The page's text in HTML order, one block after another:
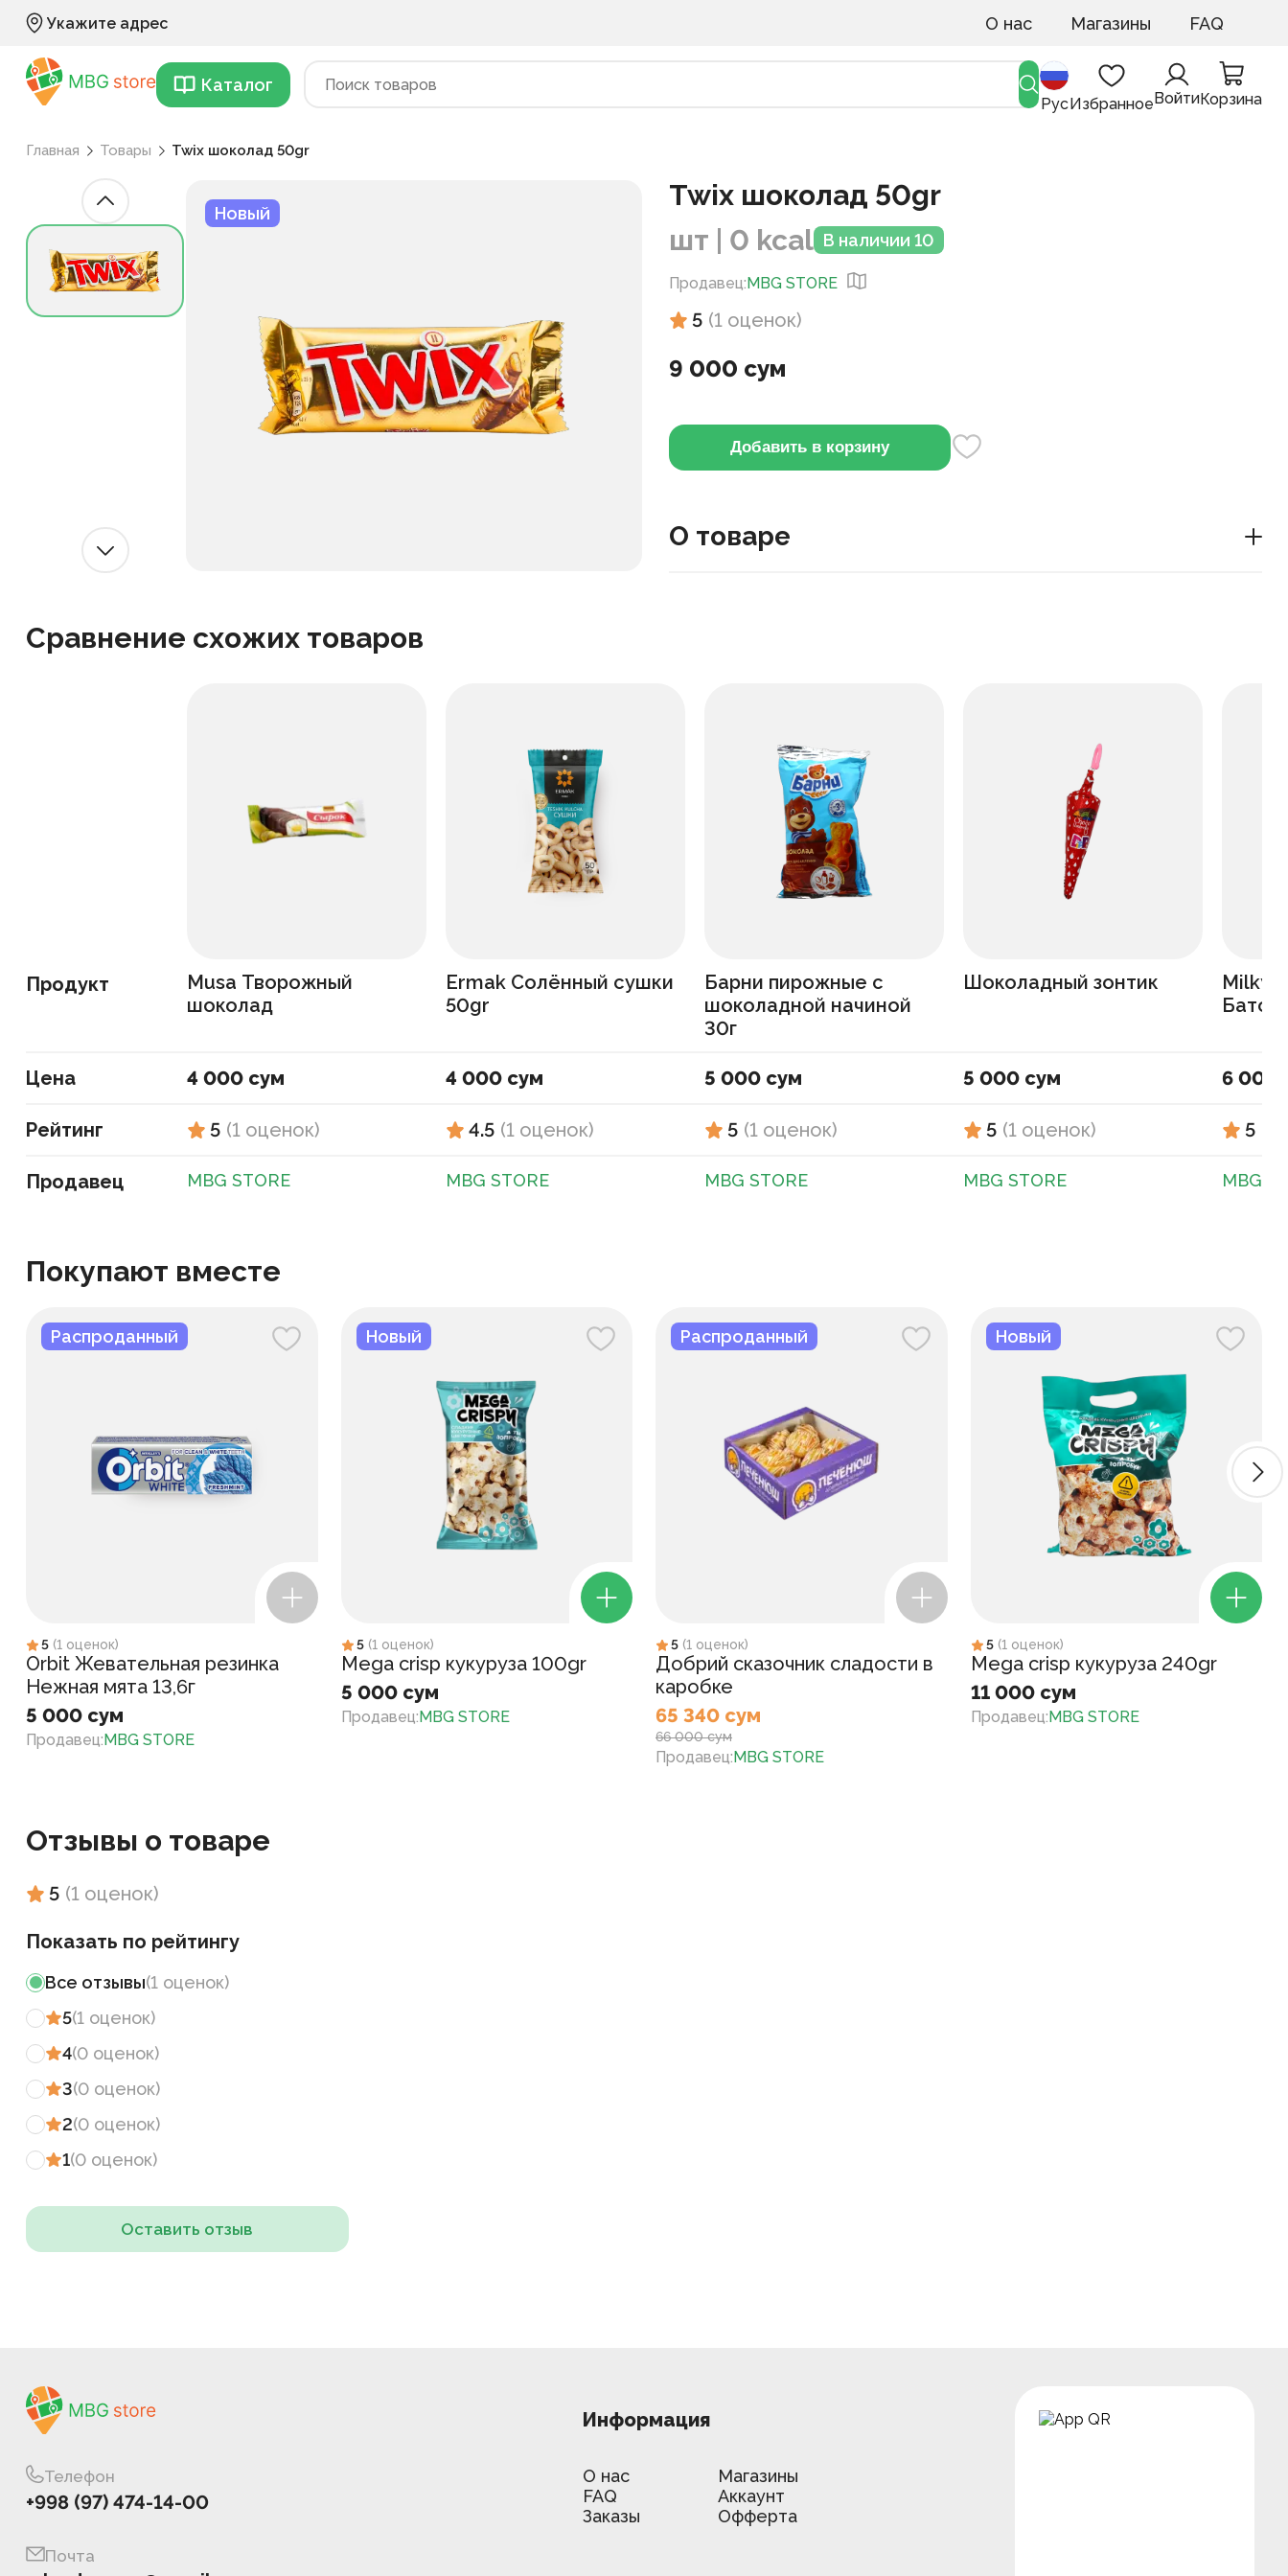
Укажите адрес О нас Магазины FAQ
Каталог
РусИзбранноеВойтиКорзина
Главная Товары Twix шоколад 50gr
Новый
Twix шоколад 50gr
шт | 0 kcal В наличии 10
Продавец:MBG STORE
5 (1 оценок)
9 000 сум
Добавить в корзину
О товаре
Сравнение схожих товаров
Продукт
Цена
Рейтинг
Продавец
Musa Творожный
шоколад
4 000 сум
5 (1 оценок)
MBG STORE
Ermak Солённый сушки
50gr
4 000 сум
4.5 (1 оценок)
MBG STORE
Барни пирожные с
шоколадной начиной
30г
5 000 сум
5 (1 оценок)
MBG STORE
Шоколадный зонтик
5 000 сум
5 (1 оценок)
MBG STORE
Milky
6 000
5
MBG
Покупают вместе
Распроданный
5 (1 оценок)
Orbit Жевательная резинка
Нежная мята 13,6г
5 000 сум
Продавец:MBG STORE
Новый
5 (1 оценок)
Mega crisp кукуруза 100gr
5 000 сум
Продавец:MBG STORE
Распроданный
5 (1 оценок)
Добрий сказочник сладости в
каробке
65 340 сум
66 000 сум
Продавец:MBG STORE
Новый
5 (1 оценок)
Mega crisp кукуруза 240gr
11 000 сум
Продавец:MBG STORE
Отзывы о товаре
5 (1 оценок)
Показать по рейтингу
Все отзывы(1 оценок)
5(1 оценок)
4(0 оценок)
3(0 оценок)
2(0 оценок)
1(0 оценок)
Оставить отзыв
Телефон
+998 (97) 474-14-00
Почта
Информация
О нас
Магазины
FAQ
Аккаунт
Заказы
Офферта